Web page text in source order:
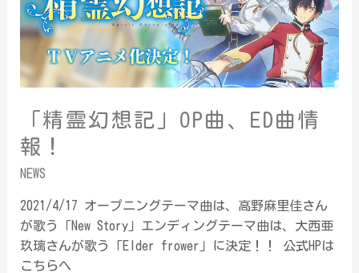
「精霊幻想記」OP曲、ED曲情
報！
NEWS
2021/4/17 オープニングテーマ曲は、高野麻里佳さん
が歌う「New Story」エンディングテーマ曲は、大西亜
玖璃さんが歌う「Elder frower」に決定！！ 公式HPは
こちらへ